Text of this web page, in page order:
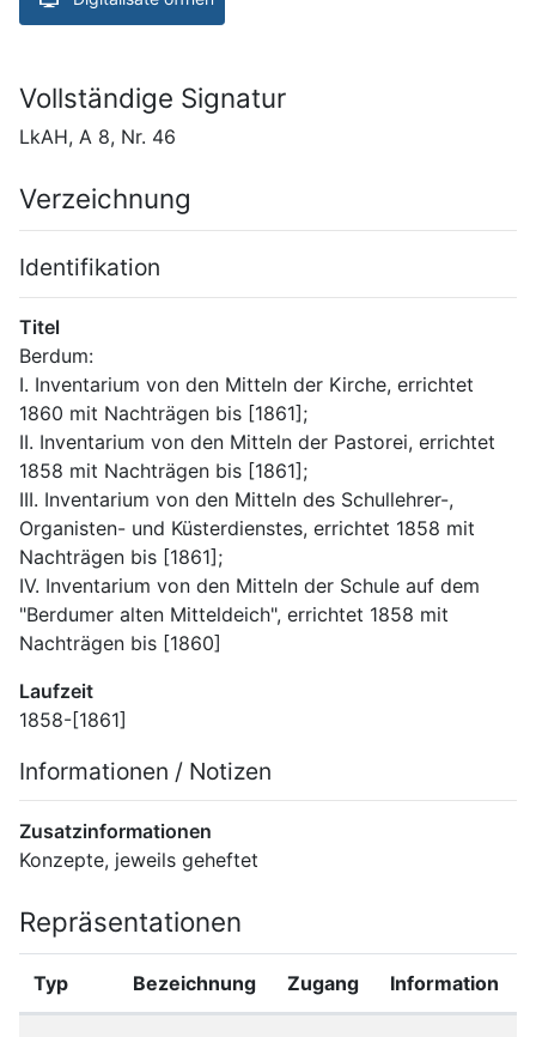
Vollständige Signatur
LkAH, A 8, Nr. 46
Verzeichnung
Identifikation
Titel
Berdum:
I. Inventarium von den Mitteln der Kirche, errichtet
1860 mit Nachträgen bis [1861];
II. Inventarium von den Mitteln der Pastorei, errichtet
1858 mit Nachträgen bis [1861];
III. Inventarium von den Mitteln des Schullehrer-,
Organisten- und Küsterdienstes, errichtet 1858 mit
Nachträgen bis [1861];
IV. Inventarium von den Mitteln der Schule auf dem
"Berdumer alten Mitteldeich", errichtet 1858 mit
Nachträgen bis [1860]
Laufzeit
1858-[1861]
Informationen / Notizen
Zusatzinformationen
Konzepte, jeweils geheftet
Repräsentationen
Typ Bezeichnung Zugang Information